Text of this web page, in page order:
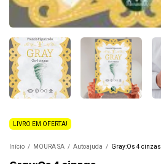
LIVRO EM OFERTA!
Início / MOURA SA / Autoajuda / Gray:Os 4 cinzas